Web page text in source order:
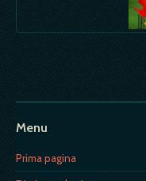
Menu
Prima pagina